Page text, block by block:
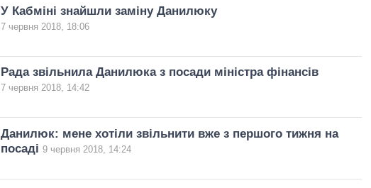
У Кабміні знайшли заміну Данилюку
7 червня 2018, 18:06
Рада звільнила Данилюка з посади міністра фінансів
7 червня 2018, 14:42
Данилюк: мене хотіли звільнити вже з першого тижня на
посаді 9 червня 2018, 14:24